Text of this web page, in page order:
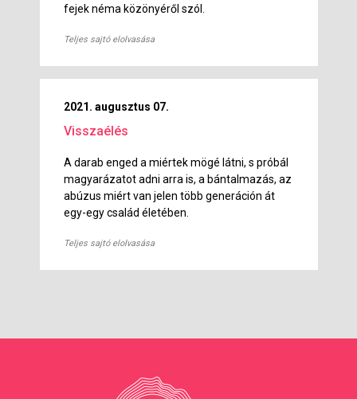
fejek néma közönyéről szól.
Teljes sajtó elolvasása
2021. augusztus 07.
Visszaélés
A darab enged a miértek mögé látni, s próbál
magyarázatot adni arra is, a bántalmazás, az
abúzus miért van jelen több generáción át
egy-egy család életében.
Teljes sajtó elolvasása